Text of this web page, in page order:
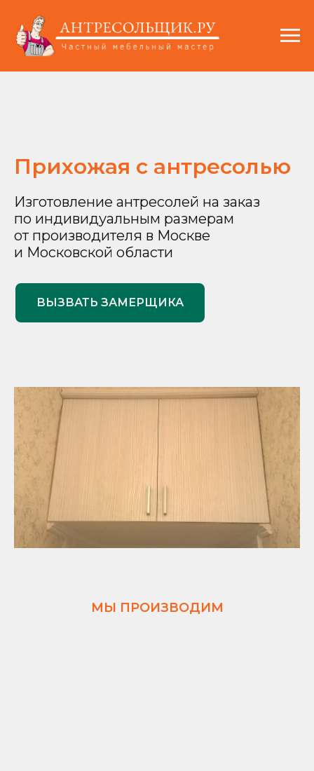
Прихожая с антресолью
Изготовление антресолей на заказ
по индивидуальным размерам
от производителя в Москве
и Московской области
ВЫЗВАТЬ ЗАМЕРЩИКА
МЫ ПРОИЗВОДИМ